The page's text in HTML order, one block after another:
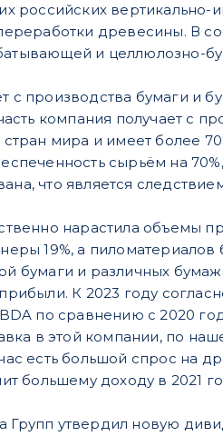
российских
древесины. В
и целлюлозно-
с производства бумаги и
компания получает с
мира и имеет более
сырьём на
что является
нарастила объемы
19%, а
бумаги и различных
К 2023 году
по сравнению с 2020
в этой компании, по
есть большой спрос на
большему доходу в 2021
Групп утвердил новую